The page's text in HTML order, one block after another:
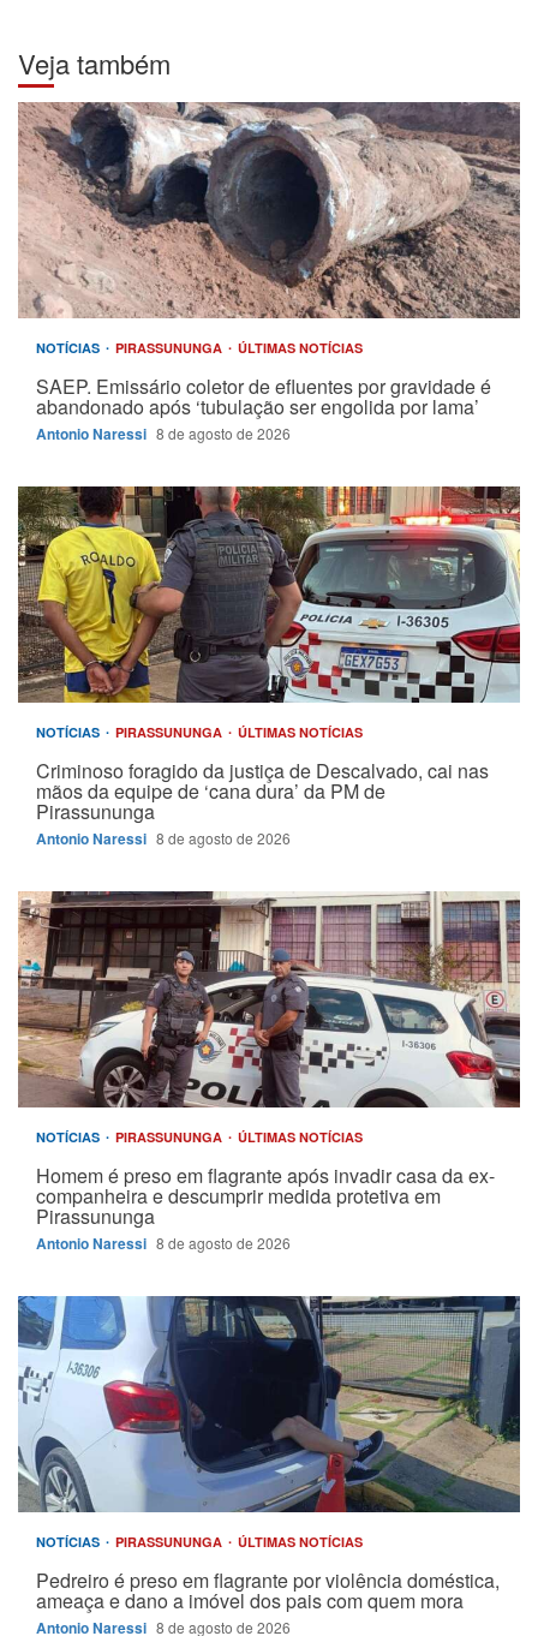
Veja também
NOTÍCIAS PIRASSUNUNGA ÚLTIMAS NOTÍCIAS
SAEP. Emissário coletor de efluentes por gravidade é
abandonado após ‘tubulação ser engolida por lama’
Antonio Naressi 8 de agosto de 2026
NOTÍCIAS PIRASSUNUNGA ÚLTIMAS NOTÍCIAS
Criminoso foragido da justiça de Descalvado, cai nas
mãos da equipe de ‘cana dura’ da PM de
Pirassununga
Antonio Naressi 8 de agosto de 2026
NOTÍCIAS PIRASSUNUNGA ÚLTIMAS NOTÍCIAS
Homem é preso em flagrante após invadir casa da ex-
companheira e descumprir medida protetiva em
Pirassununga
Antonio Naressi 8 de agosto de 2026
NOTÍCIAS PIRASSUNUNGA ÚLTIMAS NOTÍCIAS
Pedreiro é preso em flagrante por violência doméstica,
ameaça e dano a imóvel dos pais com quem mora
Antonio Naressi 8 de agosto de 2026